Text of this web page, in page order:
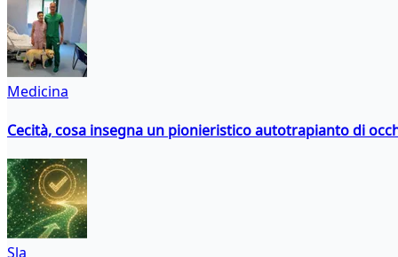
Medicina
Cecità, cosa insegna un pionieristico autotrapianto di
Sla